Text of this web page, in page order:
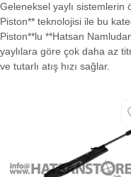
Geleneksel yaylı sistemlerin
Piston** teknolojisi ile bu
Piston**lu **Hatsan
yaylılara göre çok daha az
ve tutarlı atış hızı sağlar.